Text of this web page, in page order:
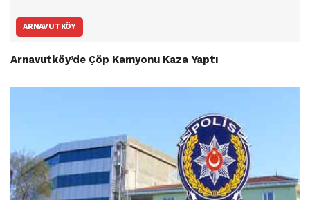
ARNAVUTKÖY
Arnavutköy’de Çöp Kamyonu Kaza Yaptı